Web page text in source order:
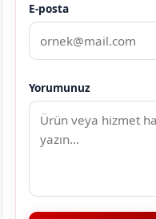
E-posta
Yorumunuz